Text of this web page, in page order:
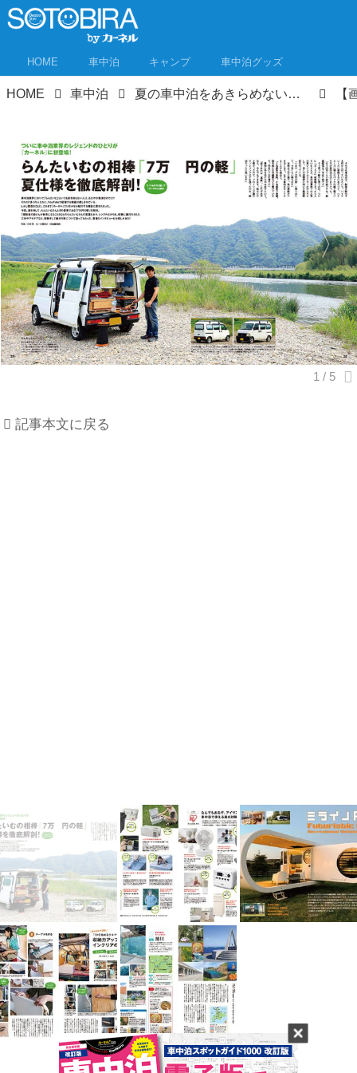
HOME 車中泊 キャンプ 車中泊グッズ
HOME 車中泊 夏の車中泊をあきらめない！暑さ対策を徹底特集 カーネル7月号が6月9日発売
記事本文に戻る